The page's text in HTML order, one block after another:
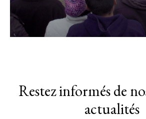
Restez informés de
actualités